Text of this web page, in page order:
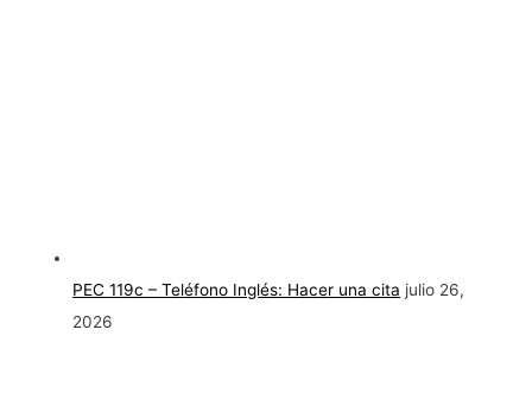
PEC 119c – Teléfono Inglés: Hacer una cita julio 26,
2026